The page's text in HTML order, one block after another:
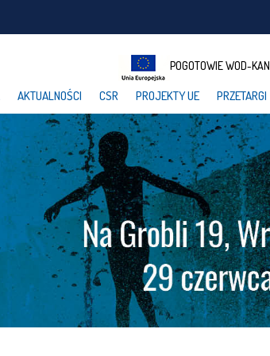
POGOTOWIE WOD-KAN
AKTUALNOŚCI CSR PROJEKTY UE PRZETARGI